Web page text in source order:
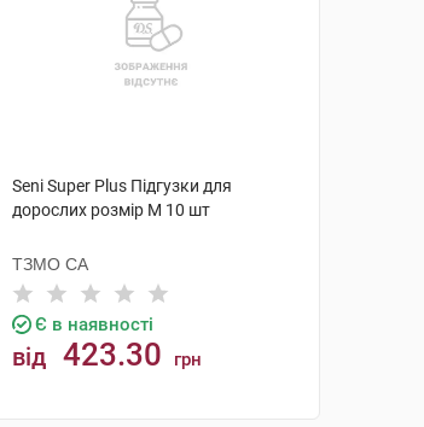
Seni Super Plus Підгузки для
дорослих розмір M 10 шт
ТЗМО СА
Є в наявності
від 423.30 грн